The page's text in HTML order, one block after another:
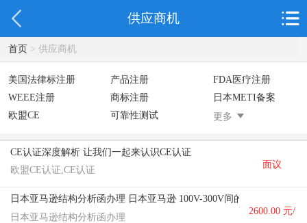
供应商机
首页> 供应商机
美国法律标注册 产品注册
FDA医疗注册
WEEE注册
商标注册
日本METI备案
欧盟CE
可靠性测试 美国防止儿童打开
更多
CE认证深度解析 让我们一起来认识CE认证
欧盟CE认证,CE认证
面议
日本亚马逊结构分析函办理 日本亚马逊 100V-300V间的简单单相马达
日本亚马逊结构分析函办理
2600.00 元/